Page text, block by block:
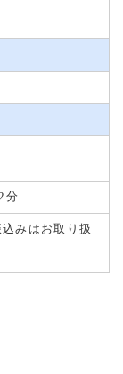
分
みはお取り扱